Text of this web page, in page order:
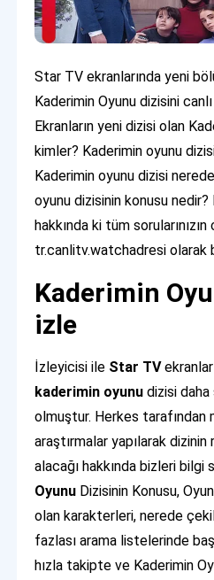
Star TV ekranlarında yeni
Kaderimin Oyunu dizisini
Ekranların yeni dizisi olan
kimler? Kaderimin oyunu
Kaderimin oyunu dizisi
oyunu dizisinin konusu
hakkında ki tüm sorularınızın
tr.canlitv.watchadresi olarak
Kaderimin
izle
İzleyicisi ile Star TV
kaderimin oyunu dizisi
olmuştur. Herkes tarafından
araştırmalar yapılarak
alacağı hakkında bizleri bilgi
Oyunu Dizisinin Konusu,
olan karakterleri, nerede
fazlası arama listelerinde
hızla takipte ve Kaderimin